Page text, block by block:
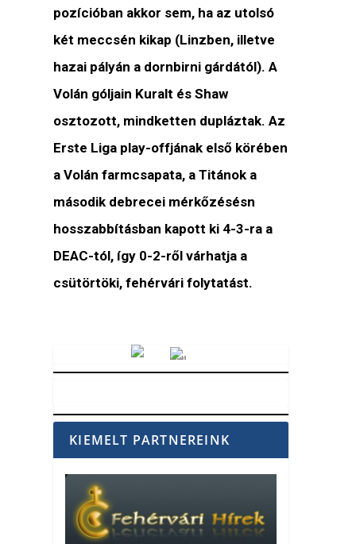
pozícióban akkor sem, ha az utolsó
két meccsén kikap (Linzben, illetve
hazai pályán a dornbirni gárdától). A
Volán góljain Kuralt és Shaw
osztozott, mindketten dupláztak. Az
Erste Liga play-offjának első körében
a Volán farmcsapata, a Titánok a
második debrecei mérkőzésésn
hosszabbításban kapott ki 4-3-ra a
DEAC-tól, így 0-2-ről várhatja a
csütörtöki, fehérvári folytatást.
KIEMELT PARTNEREINK